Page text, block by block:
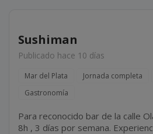
Sushiman
Publicado hace 10 días
Mar del Plata Jornada completa
Gastronomía
Para reconocido bar de la calle
8h , 3 días por semana.